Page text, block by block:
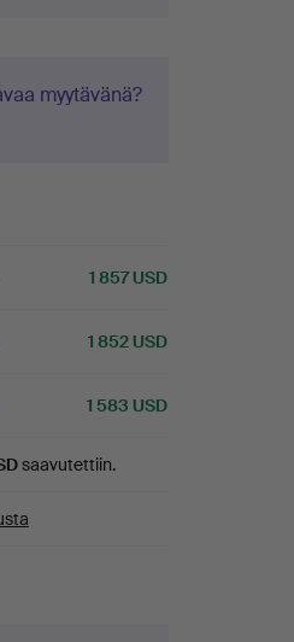
myytävänä?
1 857 USD
1 852 USD
1 583 USD
saavutettiin.